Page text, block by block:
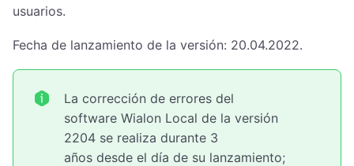
usuarios.
Fecha de lanzamiento de la versión: 20.04.2022.
La corrección de errores del
software Wialon Local de la versión
2204 se realiza durante 3
años desde el día de su lanzamiento;